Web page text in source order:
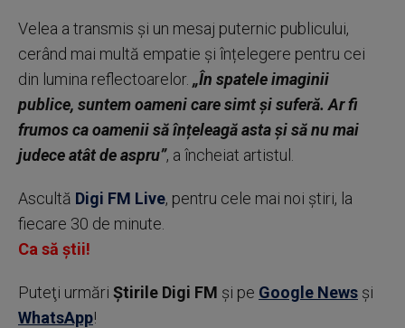
Velea a transmis și un mesaj puternic publicului,
cerând mai multă empatie și înțelegere pentru cei
din lumina reflectoarelor. „În spatele imaginii
publice, suntem oameni care simt și suferă. Ar fi
frumos ca oamenii să înțeleagă asta și să nu mai
judece atât de aspru”, a încheiat artistul.
Ascultă Digi FM Live, pentru cele mai noi știri, la
fiecare 30 de minute.
Ca să știi!
Puteţi urmări Știrile Digi FM şi pe Google News şi
WhatsApp!